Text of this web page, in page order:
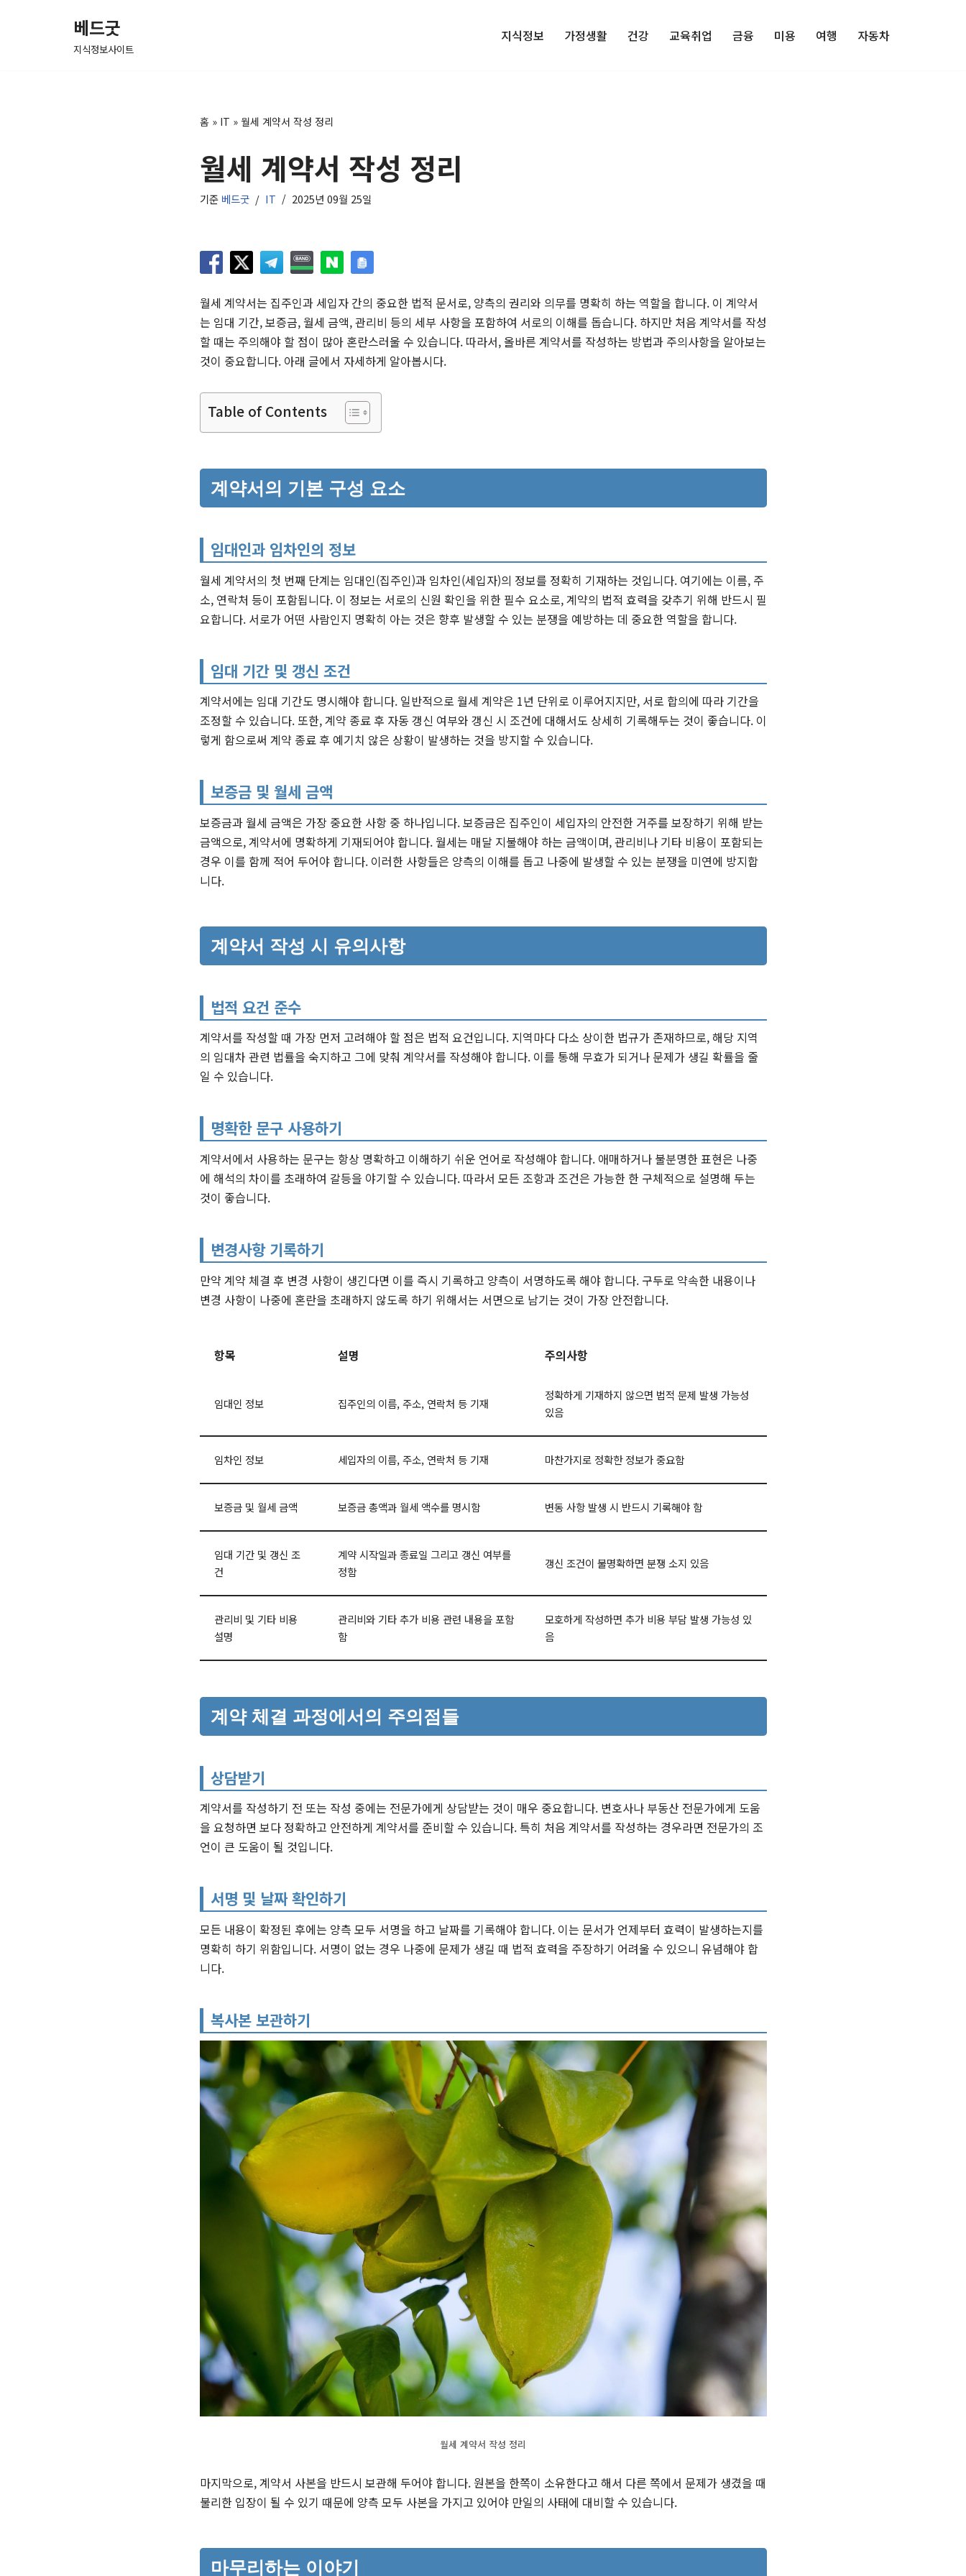
베드굿
지식정보사이트
지식정보 가정생활 건강 교육취업 금융 미용 여행 자동차
홈 » IT » 월세 계약서 작성 정리
월세 계약서 작성 정리
기준 베드굿 IT 2025년 09월 25일
월세 계약서는 집주인과 세입자 간의 중요한 법적 문서로, 양측의 권리와 의무를 명확히 하는 역할을 합니다. 이 계약서
는 임대 기간, 보증금, 월세 금액, 관리비 등의 세부 사항을 포함하여 서로의 이해를 돕습니다. 하지만 처음 계약서를 작성
할 때는 주의해야 할 점이 많아 혼란스러울 수 있습니다. 따라서, 올바른 계약서를 작성하는 방법과 주의사항을 알아보는
것이 중요합니다. 아래 글에서 자세하게 알아봅시다.
Table of Contents
계약서의 기본 구성 요소
임대인과 임차인의 정보
월세 계약서의 첫 번째 단계는 임대인(집주인)과 임차인(세입자)의 정보를 정확히 기재하는 것입니다. 여기에는 이름, 주
소, 연락처 등이 포함됩니다. 이 정보는 서로의 신원 확인을 위한 필수 요소로, 계약의 법적 효력을 갖추기 위해 반드시 필
요합니다. 서로가 어떤 사람인지 명확히 아는 것은 향후 발생할 수 있는 분쟁을 예방하는 데 중요한 역할을 합니다.
임대 기간 및 갱신 조건
계약서에는 임대 기간도 명시해야 합니다. 일반적으로 월세 계약은 1년 단위로 이루어지지만, 서로 합의에 따라 기간을
조정할 수 있습니다. 또한, 계약 종료 후 자동 갱신 여부와 갱신 시 조건에 대해서도 상세히 기록해두는 것이 좋습니다. 이
렇게 함으로써 계약 종료 후 예기치 않은 상황이 발생하는 것을 방지할 수 있습니다.
보증금 및 월세 금액
보증금과 월세 금액은 가장 중요한 사항 중 하나입니다. 보증금은 집주인이 세입자의 안전한 거주를 보장하기 위해 받는
금액으로, 계약서에 명확하게 기재되어야 합니다. 월세는 매달 지불해야 하는 금액이며, 관리비나 기타 비용이 포함되는
경우 이를 함께 적어 두어야 합니다. 이러한 사항들은 양측의 이해를 돕고 나중에 발생할 수 있는 분쟁을 미연에 방지합
니다.
계약서 작성 시 유의사항
법적 요건 준수
계약서를 작성할 때 가장 먼저 고려해야 할 점은 법적 요건입니다. 지역마다 다소 상이한 법규가 존재하므로, 해당 지역
의 임대차 관련 법률을 숙지하고 그에 맞춰 계약서를 작성해야 합니다. 이를 통해 무효가 되거나 문제가 생길 확률을 줄
일 수 있습니다.
명확한 문구 사용하기
계약서에서 사용하는 문구는 항상 명확하고 이해하기 쉬운 언어로 작성해야 합니다. 애매하거나 불분명한 표현은 나중
에 해석의 차이를 초래하여 갈등을 야기할 수 있습니다. 따라서 모든 조항과 조건은 가능한 한 구체적으로 설명해 두는
것이 좋습니다.
변경사항 기록하기
만약 계약 체결 후 변경 사항이 생긴다면 이를 즉시 기록하고 양측이 서명하도록 해야 합니다. 구두로 약속한 내용이나
변경 사항이 나중에 혼란을 초래하지 않도록 하기 위해서는 서면으로 남기는 것이 가장 안전합니다.
항목 설명 주의사항
임대인 정보 집주인의 이름, 주소, 연락처 등 기재
정확하게 기재하지 않으면 법적 문제 발생 가능성
있음
임차인 정보 세입자의 이름, 주소, 연락처 등 기재 마찬가지로 정확한 정보가 중요함
보증금 및 월세 금액 보증금 총액과 월세 액수를 명시함 변동 사항 발생 시 반드시 기록해야 함
임대 기간 및 갱신 조
건
계약 시작일과 종료일 그리고 갱신 여부를
정함
갱신 조건이 불명확하면 분쟁 소지 있음
관리비 및 기타 비용
설명
관리비와 기타 추가 비용 관련 내용을 포함
함
모호하게 작성하면 추가 비용 부담 발생 가능성 있
음
계약 체결 과정에서의 주의점들
상담받기
계약서를 작성하기 전 또는 작성 중에는 전문가에게 상담받는 것이 매우 중요합니다. 변호사나 부동산 전문가에게 도움
을 요청하면 보다 정확하고 안전하게 계약서를 준비할 수 있습니다. 특히 처음 계약서를 작성하는 경우라면 전문가의 조
언이 큰 도움이 될 것입니다.
서명 및 날짜 확인하기
모든 내용이 확정된 후에는 양측 모두 서명을 하고 날짜를 기록해야 합니다. 이는 문서가 언제부터 효력이 발생하는지를
명확히 하기 위함입니다. 서명이 없는 경우 나중에 문제가 생길 때 법적 효력을 주장하기 어려울 수 있으니 유념해야 합
니다.
복사본 보관하기
월세 계약서 작성 정리
마지막으로, 계약서 사본을 반드시 보관해 두어야 합니다. 원본을 한쪽이 소유한다고 해서 다른 쪽에서 문제가 생겼을 때
불리한 입장이 될 수 있기 때문에 양측 모두 사본을 가지고 있어야 만일의 사태에 대비할 수 있습니다.
마무리하는 이야기